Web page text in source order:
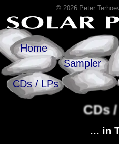
© 2026 Peter
Home
CDs / LPs
Sampler
CDs
... in